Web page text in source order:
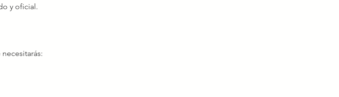
y oficial.